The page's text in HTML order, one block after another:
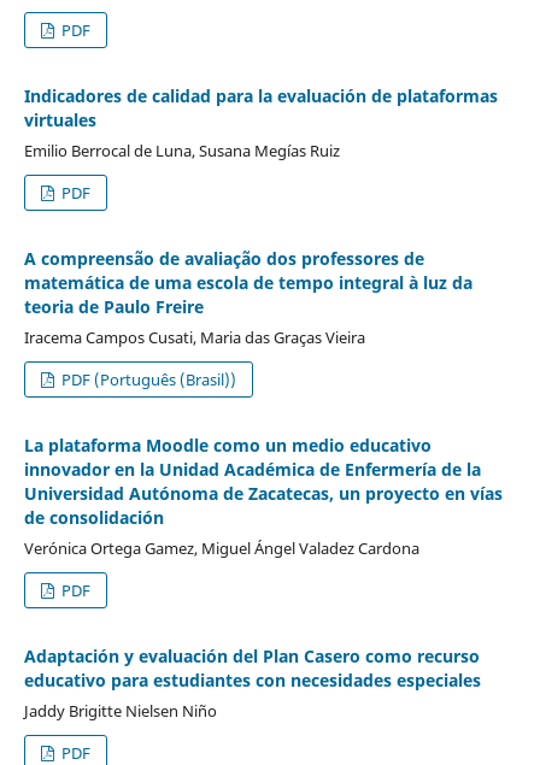
PDF
Indicadores de calidad para la evaluación de plataformas
virtuales
Emilio Berrocal de Luna, Susana Megías Ruiz
PDF
A compreensão de avaliação dos professores de
matemática de uma escola de tempo integral à luz da
teoria de Paulo Freire
Iracema Campos Cusati, Maria das Graças Vieira
PDF (Português (Brasil))
La plataforma Moodle como un medio educativo
innovador en la Unidad Académica de Enfermería de la
Universidad Autónoma de Zacatecas, un proyecto en vías
de consolidación
Verónica Ortega Gamez, Miguel Ángel Valadez Cardona
PDF
Adaptación y evaluación del Plan Casero como recurso
educativo para estudiantes con necesidades especiales
Jaddy Brigitte Nielsen Niño
PDF